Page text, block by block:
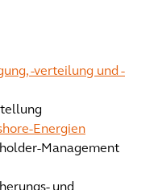
-verteilung und -
Energien
Management